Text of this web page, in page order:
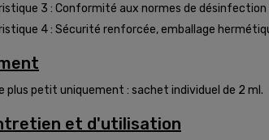
3 : Conformité aux normes de désinfection
4 : Sécurité renforcée, emballage
plus petit uniquement : sachet individuel de 2 ml.
et d'utilisation